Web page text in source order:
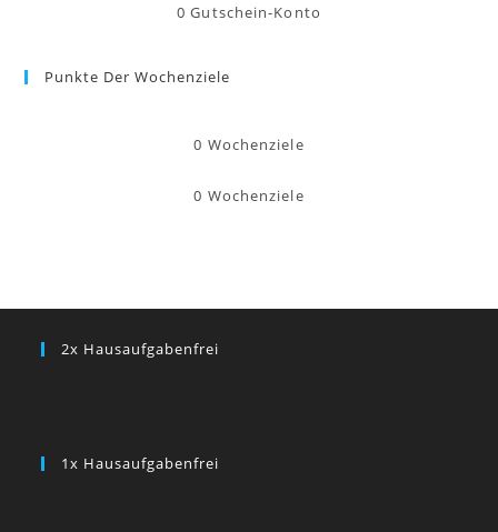
0 Gutschein-Konto
Punkte Der Wochenziele
0 Wochenziele
0 Wochenziele
2x Hausaufgabenfrei
1x Hausaufgabenfrei